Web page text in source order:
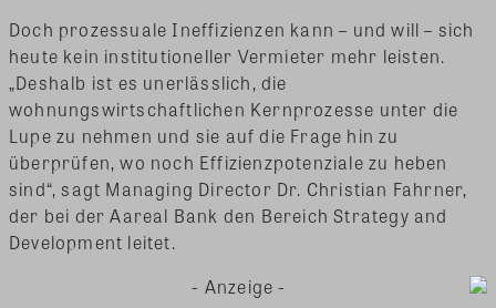
Doch prozessuale Ineffizienzen kann – und will – sich
heute kein institutioneller Vermieter mehr leisten.
„Deshalb ist es unerlässlich, die
wohnungswirtschaftlichen Kernprozesse unter die
Lupe zu nehmen und sie auf die Frage hin zu
überprüfen, wo noch Effizienzpotenziale zu heben
sind“, sagt Managing Director Dr. Christian Fahrner,
der bei der Aareal Bank den Bereich Strategy and
Development leitet.
- Anzeige -